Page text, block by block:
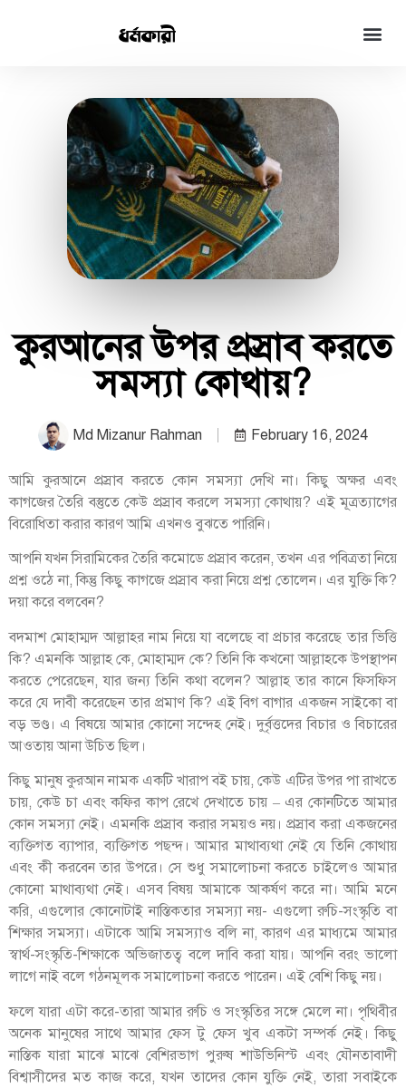
কুরআনের উপর প্রস্রাব করতে
সমস্যা কোথায়?
Md Mizanur Rahman February 16, 2024
আমি কুরআনে প্রস্রাব করতে কোন সমস্যা দেখি না। কিছু অক্ষর এবং
কাগজের তৈরি বস্তুতে কেউ প্রস্রাব করলে সমস্যা কোথায়? এই মূত্রত্যাগের
বিরোধিতা করার কারণ আমি এখনও বুঝতে পারিনি।
আপনি যখন সিরামিকের তৈরি কমোডে প্রস্রাব করেন, তখন এর পবিত্রতা নিয়ে
প্রশ্ন ওঠে না, কিন্তু কিছু কাগজে প্রস্রাব করা নিয়ে প্রশ্ন তোলেন। এর যুক্তি কি?
দয়া করে বলবেন?
বদমাশ মোহাম্মদ আল্লাহর নাম নিয়ে যা বলেছে বা প্রচার করেছে তার ভিত্তি
কি? এমনকি আল্লাহ কে, মোহাম্মদ কে? তিনি কি কখনো আল্লাহকে উপস্থাপন
করতে পেরেছেন, যার জন্য তিনি কথা বলেন? আল্লাহ তার কানে ফিসফিস
করে যে দাবী করেছেন তার প্রমাণ কি? এই বিগ বাগার একজন সাইকো বা
বড় ভণ্ড। এ বিষয়ে আমার কোনো সন্দেহ নেই। দুর্বৃত্তদের বিচার ও বিচারের
আওতায় আনা উচিত ছিল।
কিছু মানুষ কুরআন নামক একটি খারাপ বই চায়, কেউ এটির উপর পা রাখতে
চায়, কেউ চা এবং কফির কাপ রেখে দেখাতে চায় – এর কোনটিতে আমার
কোন সমস্যা নেই। এমনকি প্রস্রাব করার সময়ও নয়। প্রস্রাব করা একজনের
ব্যক্তিগত ব্যাপার, ব্যক্তিগত পছন্দ। আমার মাথাব্যথা নেই যে তিনি কোথায়
এবং কী করবেন তার উপরে। সে শুধু সমালোচনা করতে চাইলেও আমার
কোনো মাথাব্যথা নেই। এসব বিষয় আমাকে আকর্ষণ করে না। আমি মনে
করি, এগুলোর কোনোটাই নাস্তিকতার সমস্যা নয়- এগুলো রুচি-সংস্কৃতি বা
শিক্ষার সমস্যা। এটাকে আমি সমস্যাও বলি না, কারণ এর মাধ্যমে আমার
স্বার্থ-সংস্কৃতি-শিক্ষাকে অভিজাতত্ব বলে দাবি করা যায়। আপনি বরং ভালো
লাগে নাই বলে গঠনমূলক সমালোচনা করতে পারেন। এই বেশি কিছু নয়।
ফলে যারা এটা করে-তারা আমার রুচি ও সংস্কৃতির সঙ্গে মেলে না। পৃথিবীর
অনেক মানুষের সাথে আমার ফেস টু ফেস খুব একটা সম্পর্ক নেই। কিছু
নাস্তিক যারা মাঝে মাঝে বেশিরভাগ পুরুষ শাউভিনিস্ট এবং যৌনতাবাদী
বিশ্বাসীদের মত কাজ করে, যখন তাদের কোন যুক্তি নেই, তারা সবাইকে